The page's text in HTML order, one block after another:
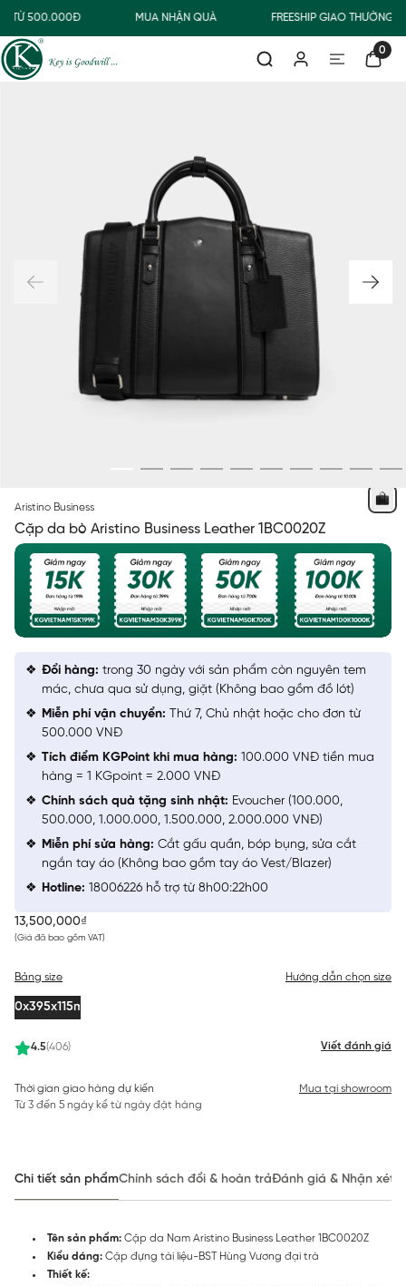
TỪ 500.000Đ MUA NHẬN QUÀ FREESHIP GIAO
0
Aristino Business
Cặp da bò Aristino Business Leather 1BC0020Z
13,500,000₫
(Giá đã bao gồm VAT)
4.5(406) Viết đánh giá
Bảng size Hướng dẫn chọn size
430x395x115mm
Thời gian giao hàng dự kiến
Từ 3 đến 5 ngày kể từ ngày đặt hàng
Mua tại showroom
Đổi hàng: trong 30 ngày với sản phẩm còn nguyên tem
mác, chưa qua sử dụng, giặt (Không bao gồm đồ lót)
Miễn phí vận chuyển: Thứ 7, Chủ nhật hoặc cho đơn từ
500.000 VNĐ
Tích điểm KGPoint khi mua hàng: 100.000 VNĐ tiền mua
hàng = 1 KGpoint = 2.000 VNĐ
Chính sách quà tặng sinh nhật: Evoucher (100.000,
500.000, 1.000.000, 1.500.000, 2.000.000 VNĐ)
Miễn phí sửa hàng: Cắt gấu quần, bóp bụng, sửa cắt
ngắn tay áo (Không bao gồm tay áo Vest/Blazer)
Hotline: 18006226 hỗ trợ từ 8h00:22h00
Chi tiết sản phẩmChính sách đổi & hoàn trảĐánh giá & Nhận xét
Tên sản phẩm: Cặp da Nam Aristino Business Leather 1BC0020Z
Kiểu dáng: Cặp đựng tài liệu-BST Hùng Vương đại trà
Thiết kế: